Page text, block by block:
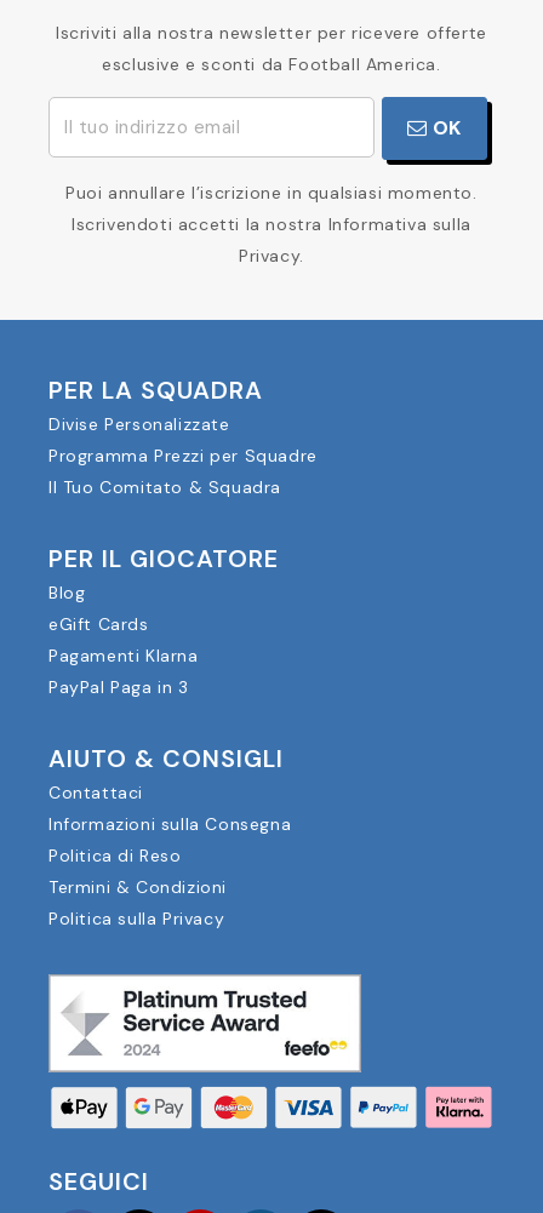
Iscriviti alla nostra newsletter per ricevere offerte
esclusive e sconti da Football America.
OK
Puoi annullare l’iscrizione in qualsiasi momento.
Iscrivendoti accetti la nostra Informativa sulla
Privacy.
PER LA SQUADRA
Divise Personalizzate
Programma Prezzi per Squadre
Il Tuo Comitato & Squadra
PER IL GIOCATORE
Blog
eGift Cards
Pagamenti Klarna
PayPal Paga in 3
AIUTO & CONSIGLI
Contattaci
Informazioni sulla Consegna
Politica di Reso
Termini & Condizioni
Politica sulla Privacy
SEGUICI